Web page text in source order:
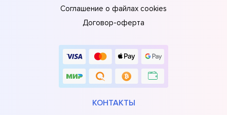
Соглашение о файлах cookies
Договор-оферта
КОНТАКТЫ